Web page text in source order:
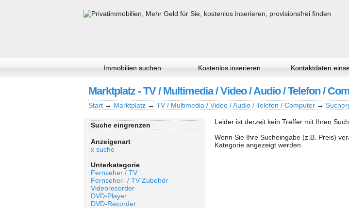
Immobilien suchen Kostenlos inserieren Kontaktdaten
Marktplatz - TV / Multimedia / Video / Audio / Telefon /
Start → Marktplatz → TV / Multimedia / Video / Audio / Telefon / Computer →
Suche eingrenzen
Anzeigenart
x suche
Unterkategorie
Fernseher / TV
Fernseher- / TV-Zubehör
Videorecorder
DVD-Player
DVD-Recorder
Leider ist derzeit kein Treffer mit Ihren
Wenn Sie Ihre Sucheingabe (z.B. Preis)
Kategorie angezeigt werden.